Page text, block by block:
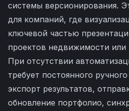
системы версионирования.
для компаний, где
ключевой частью
проектов недвижимости или
При отсутствии
требует постоянного
экспорт результатов,
обновление портфолио,